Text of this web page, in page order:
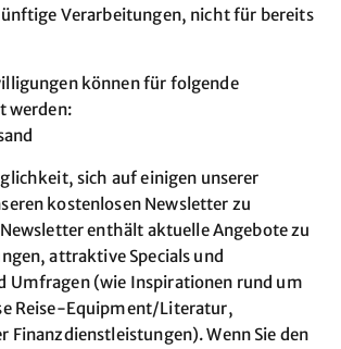
Verarbeitungen, nicht für bereits
können für folgende
werden:
sich auf einigen unserer
kostenlosen Newsletter zu
enthält aktuelle Angebote zu
attraktive Specials und
Umfragen (wie Inspirationen rund um
Reise-Equipment/Literatur,
Finanzdienstleistungen). Wenn Sie den